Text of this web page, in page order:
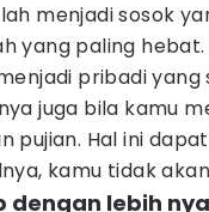
menjadi sosok
yang paling
pribadi yang
juga bila kamu
pujian. Hal ini
kamu tidak
dengan lebih